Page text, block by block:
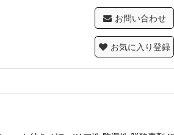
お問い合わせ
お気に入り登録